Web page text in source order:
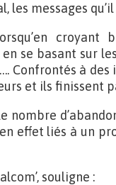
les messages
se basant sur
Confrontés à
et ils finissent
nombre
effet liés à un
souligne :